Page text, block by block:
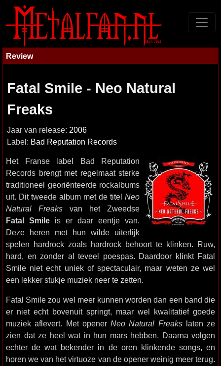
Review
Fatal Smile - Neo Natural
Freaks
Jaar van release: 2006
Label: Bad Reputation Records
Het Franse label Bad Reputation
Records brengt met regelmaat sterke
traditioneel georiënteerde rockalbums
uit. Dit tweede album met de titel Neo
Natural Freaks van het Zweedse
Fatal Smile is er daar eentje van.
Deze heren met hun wilde uiterlijk
spelen hardrock zoals hardrock behoort te klinken. Ruw,
hard, en zonder al teveel poespas. Daardoor klinkt Fatal
Smile niet echt uniek of spectaculair, maar weten ze wel
een lekker stukje muziek neer te zetten.
Fatal Smile zou wel meer kunnen worden dan een band die
er niet echt bovenuit springt, maar wel kwalitatief goede
muziek aflevert. Met opener Neo Natural Freakslaten ze
zien dat ze heel wat in hun mars hebben. Daarna volgen
echter de wat bekender in de oren klinkende songs, en
horen we van het virtuoze van de opener weinig meer terug.